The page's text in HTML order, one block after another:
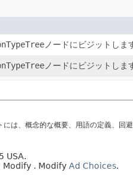
ノードにビジットしま
ノードにビジットしま
は、概念的な概要、用語の定義、
USA.
Modify . Modify Ad Choices.